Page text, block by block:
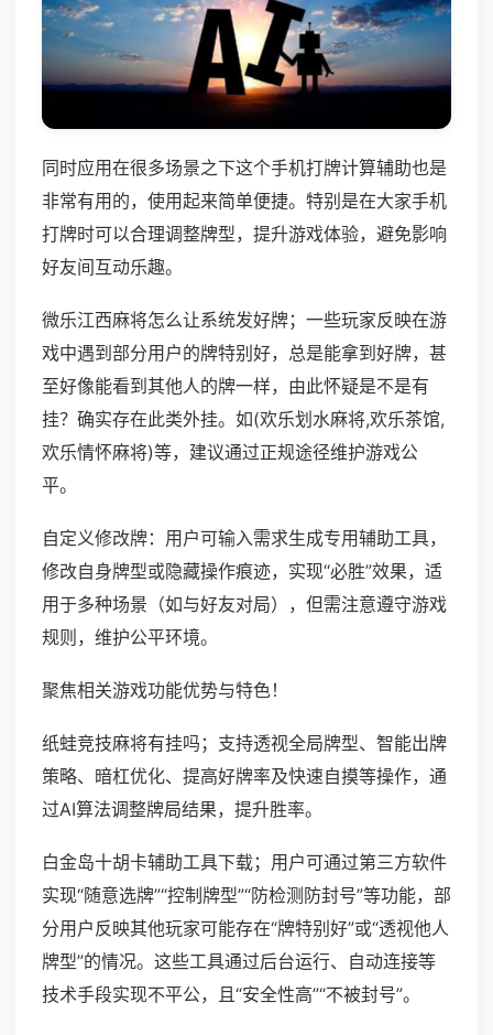
同时应用在很多场景之下这个手机打牌计算辅助也是
非常有用的，使用起来简单便捷。特别是在大家手机
打牌时可以合理调整牌型，提升游戏体验，避免影响
好友间互动乐趣。
微乐江西麻将怎么让系统发好牌；一些玩家反映在游
戏中遇到部分用户的牌特别好，总是能拿到好牌，甚
至好像能看到其他人的牌一样，由此怀疑是不是有
挂？确实存在此类外挂。如(欢乐划水麻将,欢乐茶馆,
欢乐情怀麻将)等，建议通过正规途径维护游戏公
平。
自定义修改牌：用户可输入需求生成专用辅助工具，
修改自身牌型或隐藏操作痕迹，实现“必胜”效果，适
用于多种场景（如与好友对局），但需注意遵守游戏
规则，维护公平环境。
聚焦相关游戏功能优势与特色！
纸蛙竞技麻将有挂吗；支持透视全局牌型、智能出牌
策略、暗杠优化、提高好牌率及快速自摸等操作，通
过AI算法调整牌局结果，提升胜率。
白金岛十胡卡辅助工具下载；用户可通过第三方软件
实现“随意选牌”“控制牌型”“防检测防封号”等功能，部
分用户反映其他玩家可能存在“牌特别好”或“透视他人
牌型”的情况。这些工具通过后台运行、自动连接等
技术手段实现不平公，且“安全性高”“不被封号”。